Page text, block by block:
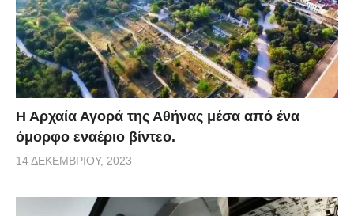
Η Αρχαία Αγορά της Αθήνας μέσα από ένα
όμορφο εναέριο βίντεο.
14 ΔΕΚΕΜΒΡΊΟΥ, 2023